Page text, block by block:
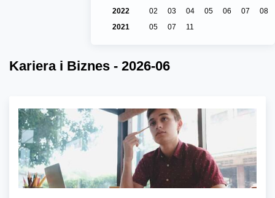
2022
02 03 04 05 06 07
08
2021
05 07 11
Kariera i Biznes - 2026-06